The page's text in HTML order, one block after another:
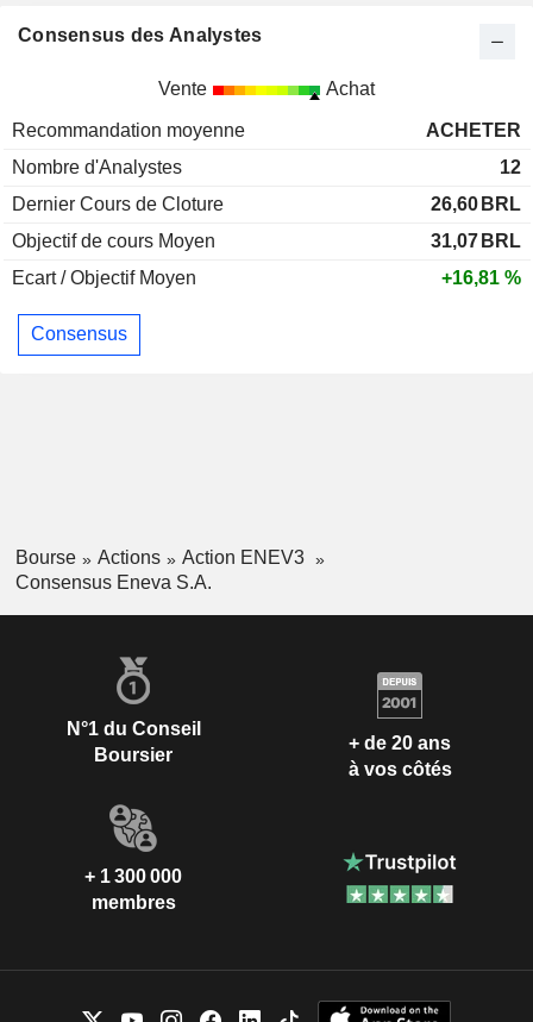
Consensus des Analystes
Vente Achat
Recommandation moyenne
ACHETER
Nombre d'Analystes
12
Dernier Cours de Cloture
26,60 BRL
Objectif de cours Moyen
31,07 BRL
Ecart / Objectif Moyen
+16,81 %
Consensus
Bourse Actions
Action ENEV3
Consensus Eneva S.A.
N°1 du Conseil
Boursier
+ de 20 ans
à vos côtés
+ 1 300 000
membres